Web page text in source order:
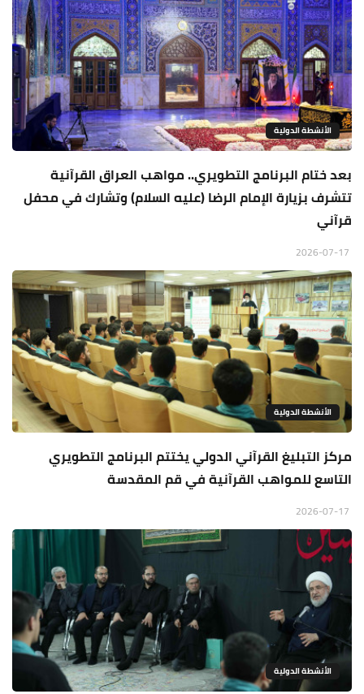
الأنشطة الدولية
بعد ختام البرنامج التطويري.. مواهب العراق القرآنية
تتشرف بزيارة الإمام الرضا (عليه السلام) وتشارك في محفل
قرآني
الأنشطة الدولية
مركز التبليغ القرآني الدولي يختتم البرنامج التطويري
التاسع للمواهب القرآنية في قم المقدسة
الأنشطة الدولية